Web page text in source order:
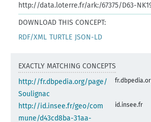
http://data.loterre.fr/ark:/67375/D63-
DOWNLOAD THIS CONCEPT:
RDF/XML TURTLE JSON-LD
EXACTLY MATCHING CONCEPTS
http://fr.dbpedia.org/page/
Soulignac
http://id.insee.fr/geo/com
mune/d43cd8ba-31aa-
id.insee.fr